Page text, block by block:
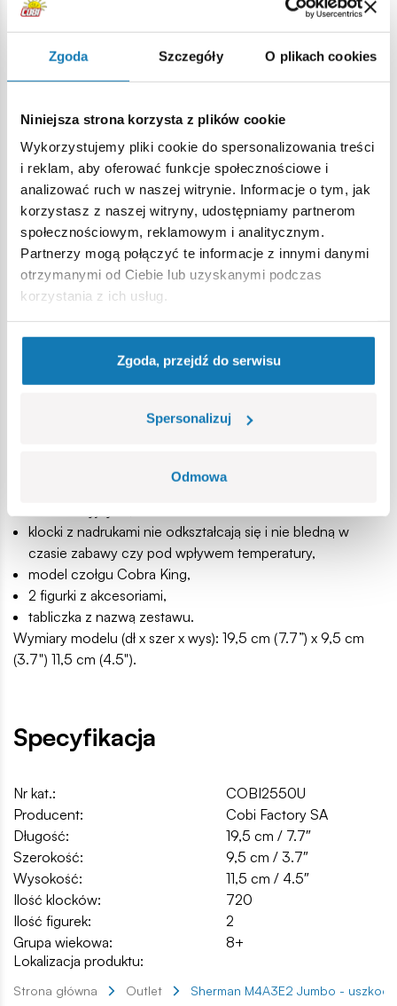
Zgoda Szczegóły O plikach cookies
Niniejsza strona korzysta z plików cookie
Wykorzystujemy pliki cookie do spersonalizowania treści
i reklam, aby oferować funkcje społecznościowe i
analizować ruch w naszej witrynie. Informacje o tym, jak
korzystasz z naszej witryny, udostępniamy partnerom
społecznościowym, reklamowym i analitycznym.
Partnerzy mogą połączyć te informacje z innymi danymi
otrzymanymi od Ciebie lub uzyskanymi podczas
korzystania z ich usług.
Zgoda, przejdź do serwisu
Spersonalizuj
Odmowa
pierwszy przełamał niemieckie linie i dotarł do otoczonych
w belgijskim Bastogne żołnierzy 101 Dywizji
Powietrznodesantowej. Dla upamiętnienia tego doniosłego
trwałych nadruków. Dalsze losy czołgu są również nie mniej
w „Operation Hammelburg”, czyli sekretnej misji generała
Pattona, gdzie został zniszczony w marcu 1945 roku. Przez
wiele lat wrak czołgu był eksponowany na pomnikach
wojennych pod nieprawidłowym oznaczeniem. Dopiero w
2001 roku, kapelan wojskowy Keith Goode przyczynił się do
odkrycia prawdziwej historii anonimowego wraku. Czołg
został pieczołowicie wyremontowany w The Patton
Museum i obecnie znajduje się w Forcie Benning w Georgii.
W belgijskim Bastogne natomiast stanął odpowiednio
720 wysokiej jakości elementów,
klocki z nadrukami nie odkształcają się i nie bledną w
czasie zabawy czy pod wpływem temperatury,
model czołgu Cobra King,
2 figurki z akcesoriami,
tabliczka z nazwą zestawu.
Wymiary modelu (dł x szer x wys): 19,5 cm (7.7”) x 9,5 cm
(3.7") 11,5 cm (4.5").
Specyfikacja
Nr kat.:
COBI2550U
Producent:
Cobi Factory SA
Długość:
19,5 cm / 7.7″
Szerokość:
9,5 cm / 3.7″
Wysokość:
11,5 cm / 4.5″
Ilość klocków:
720
Ilość figurek:
2
Grupa wiekowa:
8+
Lokalizacja produktu:
Strona główna Outlet Sherman M4A3E2 Jumbo -